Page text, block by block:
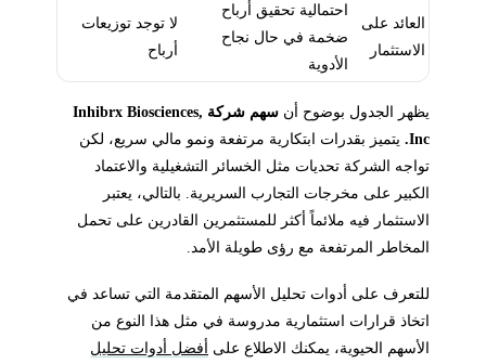
العائد على
الاستثمار
احتمالية تحقيق أرباح
ضخمة في حال نجاح
الأدوية
لا توجد توزيعات
أرباح
يظهر الجدول بوضوح أن
سهم شركة Inhibrx Biosciences,
Inc. يتميز بقدرات ابتكارية مرتفعة ونمو مالي سريع، لكن
تواجه الشركة تحديات مثل الخسائر التشغيلية والاعتماد
الكبير على مخرجات التجارب السريرية. بالتالي، يعتبر
الاستثمار فيه ملائماً أكثر للمستثمرين القادرين على تحمل
المخاطر المرتفعة مع رؤى طويلة الأمد.
للتعرف على أدوات تحليل الأسهم المتقدمة التي تساعد في
اتخاذ قرارات استثمارية مدروسة في مثل هذا النوع من
الأسهم الحيوية، يمكنك الاطلاع على أفضل أدوات تحليل